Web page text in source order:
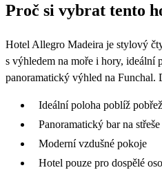
Proč si vybrat tento
Hotel Allegro Madeira je stylový
s výhledem na moře i hory, ideální
panoramatický výhled na
Ideální poloha poblíž
Panoramatický bar na
Moderní vzdušné pokoje
Hotel pouze pro dospělé